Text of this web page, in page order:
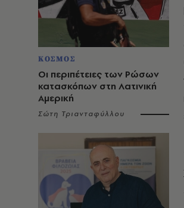
ΚΟΣΜΟΣ
Οι περιπέτειες των Ρώσων
κατασκόπων στη Λατινική
Αμερική
Σώτη Τριανταφύλλου